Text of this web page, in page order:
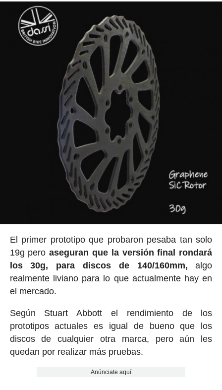
El primer prototipo que probaron pesaba tan solo
19g peroaseguran que la versión final rondará
los 30g, para discos de 140/160mm, algo
realmente liviano para lo que actualmente hay en
el mercado.
Según Stuart Abbott el rendimiento de los
prototipos actuales es igual de bueno que los
discos de cualquier otra marca, pero aún les
quedan por realizar más pruebas.
Anúnciate aquí